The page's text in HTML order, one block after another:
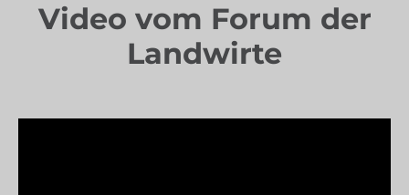
Video vom Forum der
Landwirte